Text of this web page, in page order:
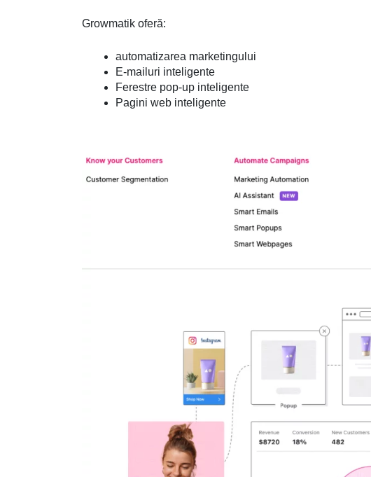
Growmatik oferă:
automatizarea marketingului
E-mailuri inteligente
Ferestre pop-up inteligente
Pagini web inteligente